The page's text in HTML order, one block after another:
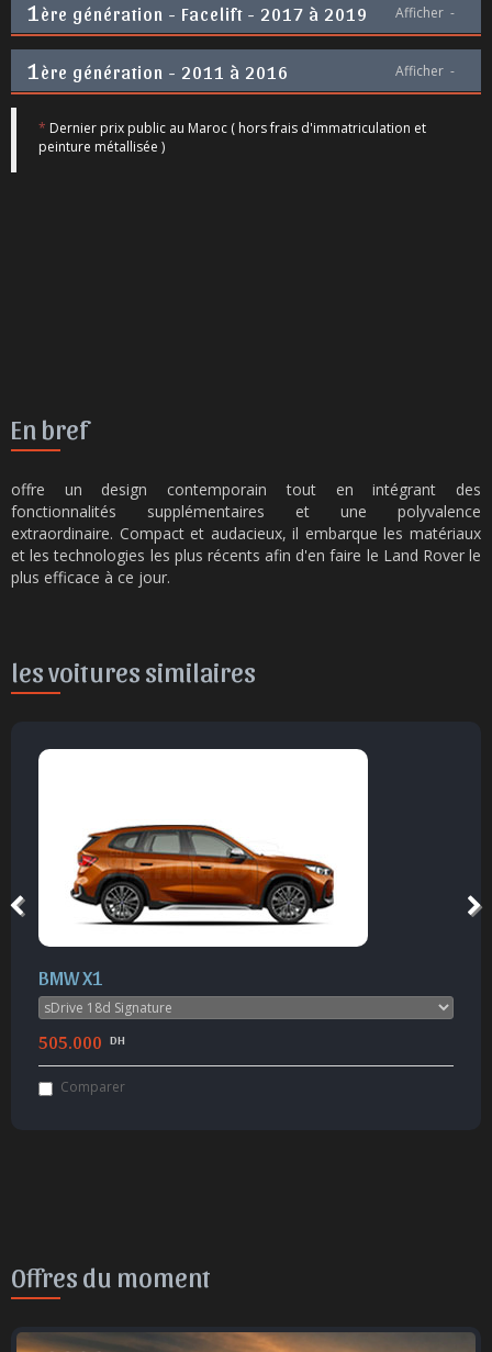
1ère génération - Facelift - 2017 à 2019 Afficher -
1ère génération - 2011 à 2016 Afficher -
* Dernier prix public au Maroc ( hors frais d'immatriculation et
peinture métallisée )
En bref
offre un design contemporain tout en intégrant des
fonctionnalités supplémentaires et une polyvalence
extraordinaire. Compact et audacieux, il embarque les matériaux
et les technologies les plus récents afin d'en faire le Land Rover le
plus efficace à ce jour.
les voitures similaires
BMW X1
505.000 DH
Comparer
Offres du moment